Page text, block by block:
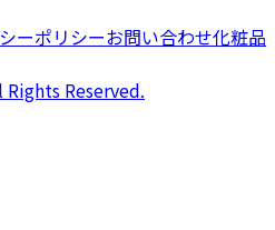
ーポリシーお問い合わせ化粧品
Reserved.